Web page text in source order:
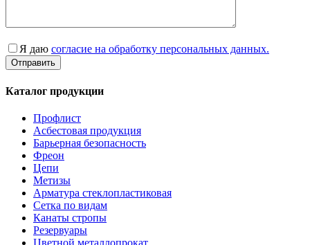
Я даю согласие на обработку персональных данных.
Каталог продукции
Профлист
Асбестовая продукция
Барьерная безопасность
Фреон
Цепи
Метизы
Арматура стеклопластиковая
Сетка по видам
Канаты стропы
Резервуары
Цветной металлопрокат